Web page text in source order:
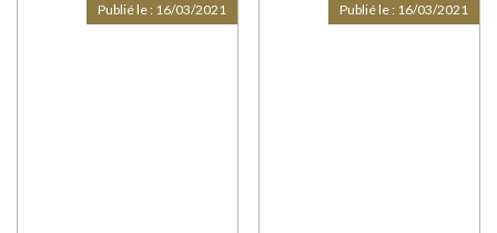
Publié le : 16/03/2021 Publié le : 16/03/2021